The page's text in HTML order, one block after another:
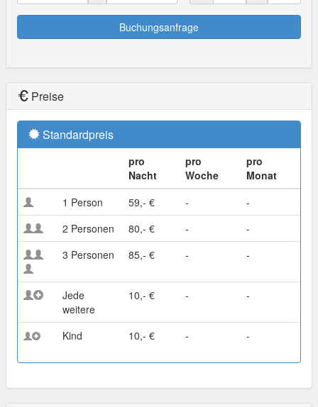
Buchungsanfrage
Preise
Standardpreis
pro
Nacht
pro
Woche
pro
Monat
1 Person
59,- € -
-
2 Personen
80,- € -
-
3 Personen
85,- € - -
Jede
weitere
10,- € - -
Kind 10,- € - -